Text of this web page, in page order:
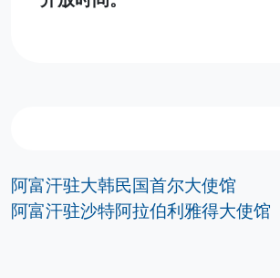
阿富汗驻大韩民国首尔大使馆
阿富汗驻沙特阿拉伯利雅得大使馆